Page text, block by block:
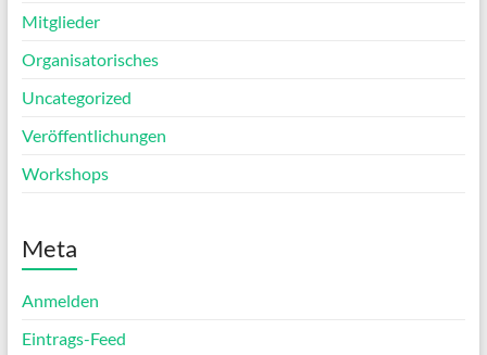
Mitglieder
Organisatorisches
Uncategorized
Veröffentlichungen
Workshops
Meta
Anmelden
Eintrags-Feed